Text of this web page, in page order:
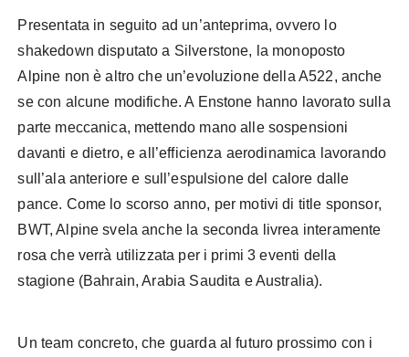
Presentata in seguito ad un’anteprima, ovvero lo
shakedown disputato a Silverstone, la monoposto
Alpine non è altro che un’evoluzione della A522, anche
se con alcune modifiche. A Enstone hanno lavorato sulla
parte meccanica, mettendo mano alle sospensioni
davanti e dietro, e all’efficienza aerodinamica lavorando
sull’ala anteriore e sull’espulsione del calore dalle
pance. Come lo scorso anno, per motivi di title sponsor,
BWT, Alpine svela anche la seconda livrea interamente
rosa che verrà utilizzata per i primi 3 eventi della
stagione (Bahrain, Arabia Saudita e Australia).
Un team concreto, che guarda al futuro prossimo con i